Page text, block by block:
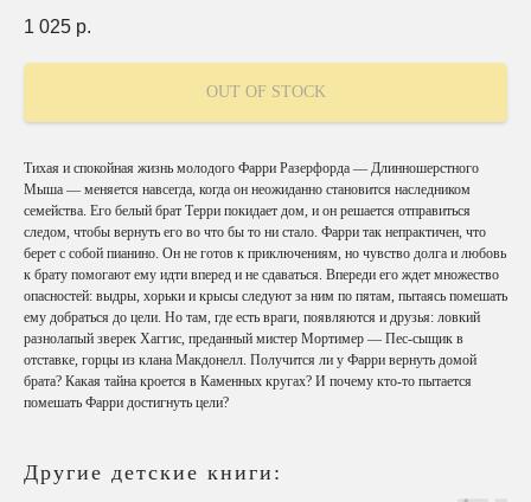
1 025 р.
OUT OF STOCK
Тихая и спокойная жизнь молодого Фарри Разерфорда — Длинношерстного
Мыша — меняется навсегда, когда он неожиданно становится наследником
семейства. Его белый брат Терри покидает дом, и он решается отправиться
следом, чтобы вернуть его во что бы то ни стало. Фарри так непрактичен, что
берет с собой пианино. Он не готов к приключениям, но чувство долга и любовь
к брату помогают ему идти вперед и не сдаваться. Впереди его ждет множество
опасностей: выдры, хорьки и крысы следуют за ним по пятам, пытаясь помешать
ему добраться до цели. Но там, где есть враги, появляются и друзья: ловкий
разнолапый зверек Хаггис, преданный мистер Мортимер — Пес-сыщик в
отставке, горцы из клана Макдонелл. Получится ли у Фарри вернуть домой
брата? Какая тайна кроется в Каменных кругах? И почему кто-то пытается
помешать Фарри достигнуть цели?
Другие детские книги: